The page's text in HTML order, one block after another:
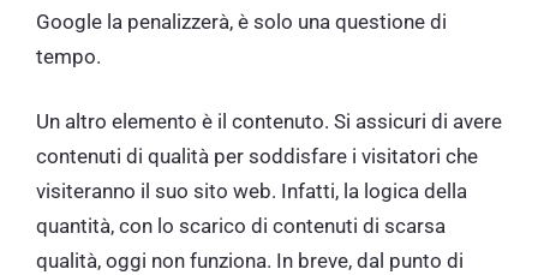
Google la penalizzerà, è solo una questione di
tempo.
Un altro elemento è il contenuto. Si assicuri di avere
contenuti di qualità per soddisfare i visitatori che
visiteranno il suo sito web. Infatti, la logica della
quantità, con lo scarico di contenuti di scarsa
qualità, oggi non funziona. In breve, dal punto di